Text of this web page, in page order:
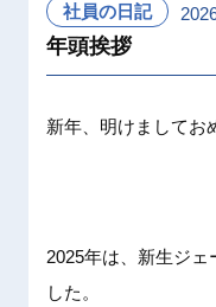
社員の日記
年頭挨拶
新年、明けましてお
2025年は、新生ジ
した。